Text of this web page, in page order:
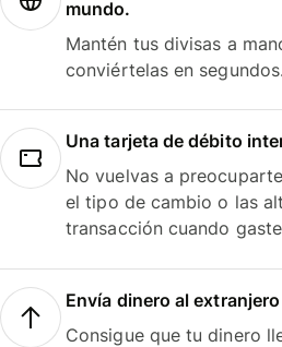
mundo.
Mantén tus divisas a
conviértelas en segundos.
Una tarjeta de débito
No vuelvas a
el tipo de cambio o las
transacción cuando
Envía dinero al
Consigue que tu dinero